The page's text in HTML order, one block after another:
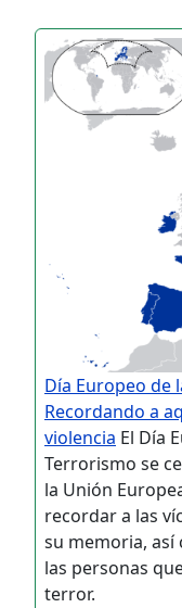
Día Europeo de
Recordando a
violencia El Día
Terrorismo se
la Unión
recordar a las
su memoria,
las personas
terror.